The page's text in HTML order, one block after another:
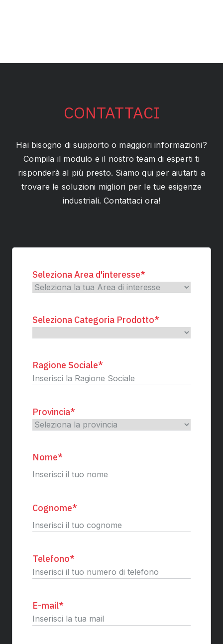
CONTATTACI
Hai bisogno di supporto o maggiori informazioni?
Compila il modulo e il nostro team di esperti ti
risponderà al più presto. Siamo qui per aiutarti a
trovare le soluzioni migliori per le tue esigenze
industriali. Contattaci ora!
Seleziona Area d'interesse*
Seleziona Categoria Prodotto*
Ragione Sociale*
Provincia*
Nome*
Cognome*
Telefono*
E-mail*